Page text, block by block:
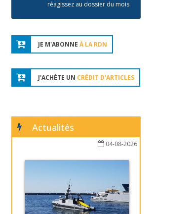
réagissez au dossier du mois
JE M'ABONNE À LA RDN
J'ACHÈTE UN CRÉDIT D'ARTICLES
Actualités
04-08-2026